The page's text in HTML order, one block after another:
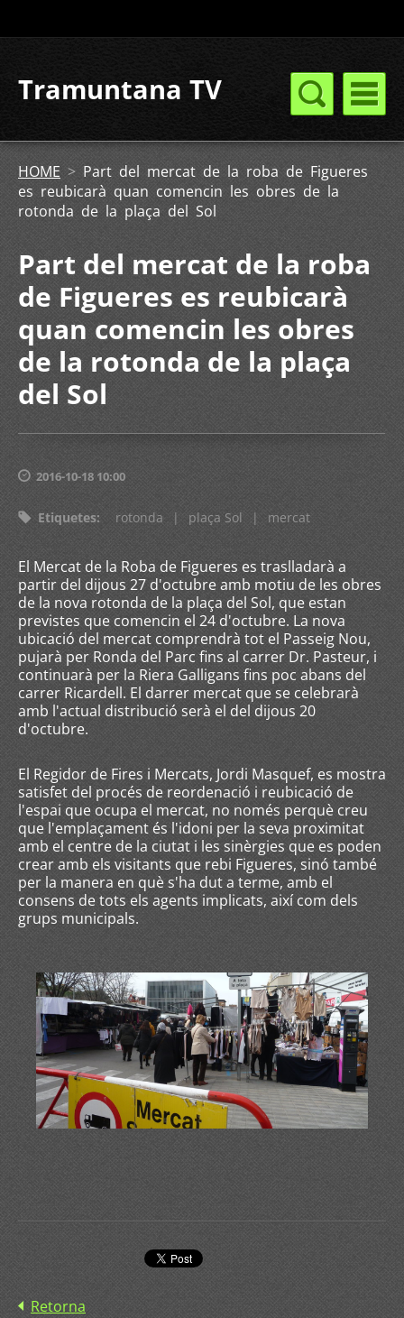
Tramuntana TV
HOME > Part del mercat de la roba de Figueres
es reubicarà quan comencin les obres de la
rotonda de la plaça del Sol
Part del mercat de la roba
de Figueres es reubicarà
quan comencin les obres
de la rotonda de la plaça
del Sol
2016-10-18 10:00
Etiquetes: rotonda | plaça Sol | mercat
El Mercat de la Roba de Figueres es traslladarà a
partir del dijous 27 d'octubre amb motiu de les obres
de la nova rotonda de la plaça del Sol, que estan
previstes que comencin el 24 d'octubre. La nova
ubicació del mercat comprendrà tot el Passeig Nou,
pujarà per Ronda del Parc fins al carrer Dr. Pasteur, i
continuarà per la Riera Galligans fins poc abans del
carrer Ricardell. El darrer mercat que se celebrarà
amb l'actual distribució serà el del dijous 20
d'octubre.
El Regidor de Fires i Mercats, Jordi Masquef, es mostra
satisfet del procés de reordenació i reubicació de
l'espai que ocupa el mercat, no només perquè creu
que l'emplaçament és l'idoni per la seva proximitat
amb el centre de la ciutat i les sinèrgies que es poden
crear amb els visitants que rebi Figueres, sinó també
per la manera en què s'ha dut a terme, amb el
consens de tots els agents implicats, així com dels
grups municipals.
Retorna